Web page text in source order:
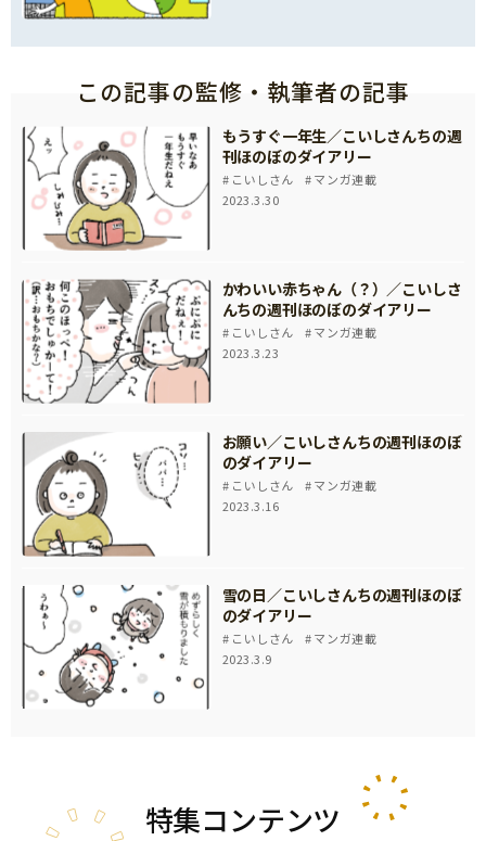
この記事の監修・執筆者の記事
もうすぐ一年生／こいしさんちの週
刊ほのぼのダイアリー
こいしさん
マンガ連載
2023.3.30
かわいい赤ちゃん（？）／こいしさ
んちの週刊ほのぼのダイアリー
こいしさん
マンガ連載
2023.3.23
お願い／こいしさんちの週刊ほのぼ
のダイアリー
こいしさん
マンガ連載
2023.3.16
雪の日／こいしさんちの週刊ほのぼ
のダイアリー
こいしさん
マンガ連載
2023.3.9
特集コンテンツ